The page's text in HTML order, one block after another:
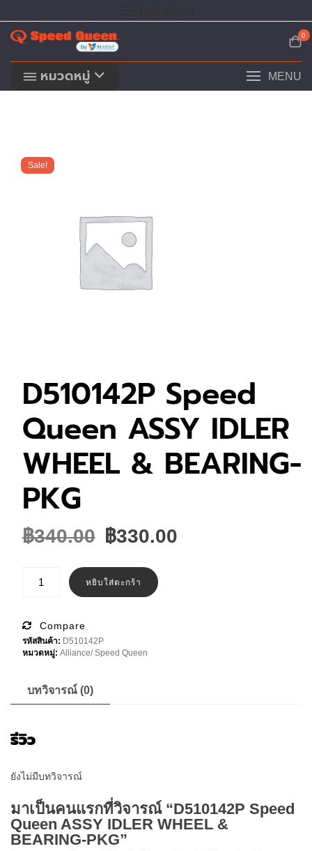
content
0
หมวดหมู่ MENU
Sale!
D510142P Speed
Queen ASSY IDLER
WHEEL & BEARING-
PKG
฿340.00 Original
was:
฿340.00.
฿330.00
D510142P
IDLER
WHEEL
&
BEARING-
หยิบใส่ตะกร้า
Compare
รหัสสินค้า: D510142P
หมวดหมู่: Alliance/ Speed Queen
บทวิจารณ์ (0)
รีวิว
ยังไม่มีบทวิจารณ์
มาเป็นคนแรกที่วิจารณ์ “D510142P Speed
Queen ASSY IDLER WHEEL &
BEARING-PKG”